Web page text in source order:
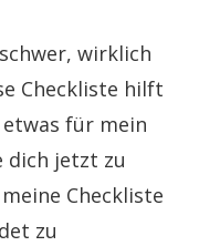
wirklich
Checkliste hilft
für mein
dich jetzt zu
Checkliste
zu